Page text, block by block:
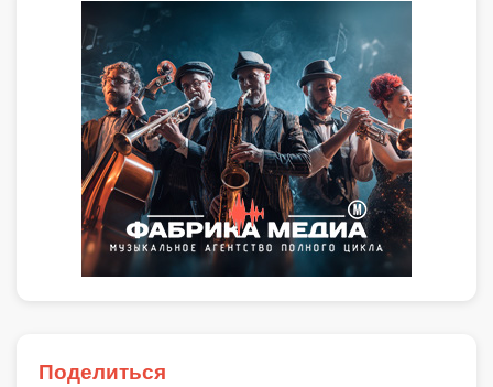
Поделиться